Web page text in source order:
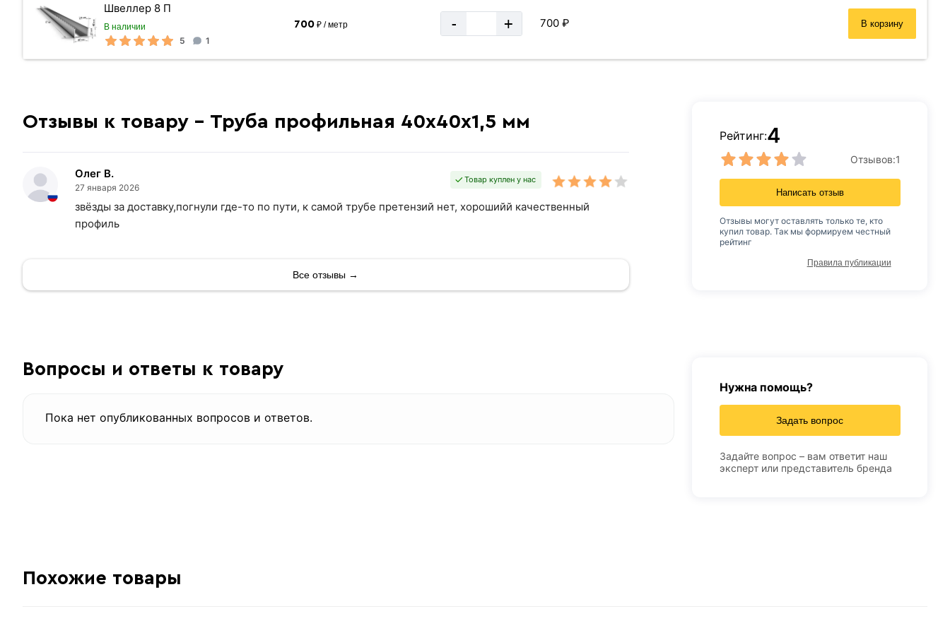
Швеллер 8 П
В наличии
5 1
700₽ / метр - + 700 ₽ В корзину
Отзывы к товару - Труба профильная 40х40х1,5 мм
Олег В.
27 января 2026
Товар куплен у нас
звёзды за доставку,погнули где-то по пути, к самой трубе претензий нет, хорошийй качественный
профиль
Все отзывы →
Рейтинг:4
Отзывов:1
Написать отзыв
Отзывы могут оставлять только те, кто
купил товар. Так мы формируем честный
рейтинг
Правила публикации
Вопросы и ответы к товару
Пока нет опубликованных вопросов и ответов.
Нужна помощь?
Задать вопрос
Задайте вопрос – вам ответит наш
эксперт или представитель бренда
Похожие товары